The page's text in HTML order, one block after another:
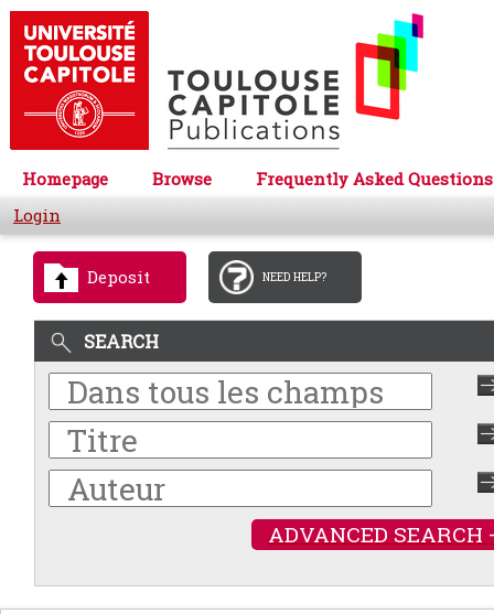
Homepage Browse
Frequently Asked Questions
Login
Deposit NEED HELP?
SEARCH
ADVANCED SEARCH